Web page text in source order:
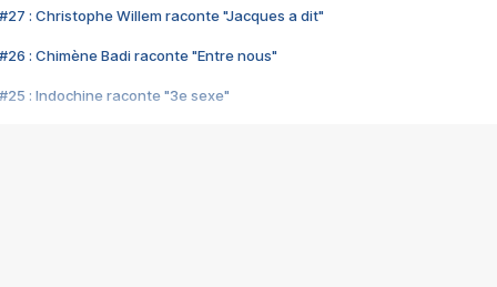
#27 : Christophe Willem raconte "Jacques a dit"
#26 : Chimène Badi raconte "Entre nous"
#25 : Indochine raconte "3e sexe"